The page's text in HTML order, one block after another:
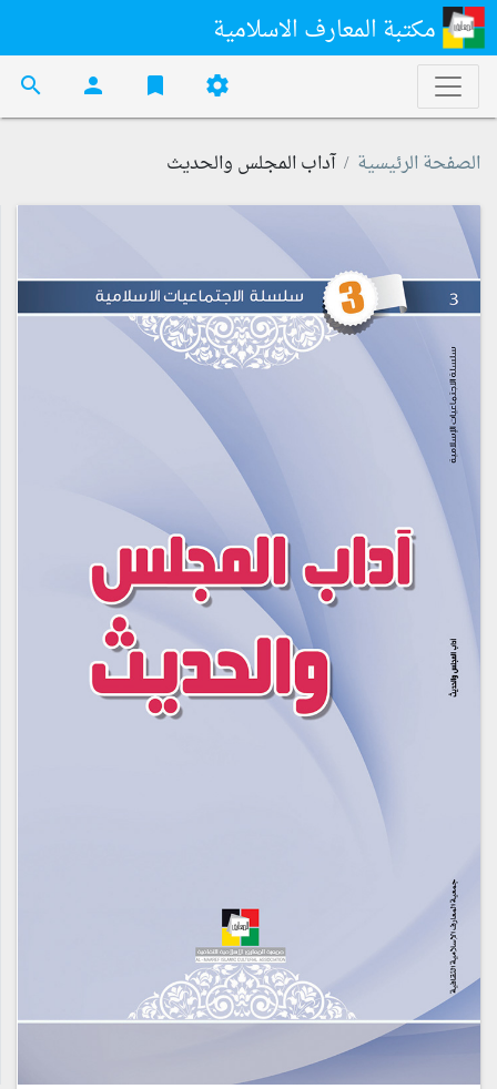
مكتبة المعارف الاسلامية
settings
bookmark
person
search
الصفحة الرئيسية آداب المجلس والحديث